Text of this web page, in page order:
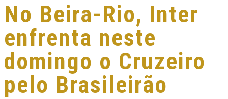
No Beira-Rio, Inter
enfrenta neste
domingo o Cruzeiro
pelo Brasileirão